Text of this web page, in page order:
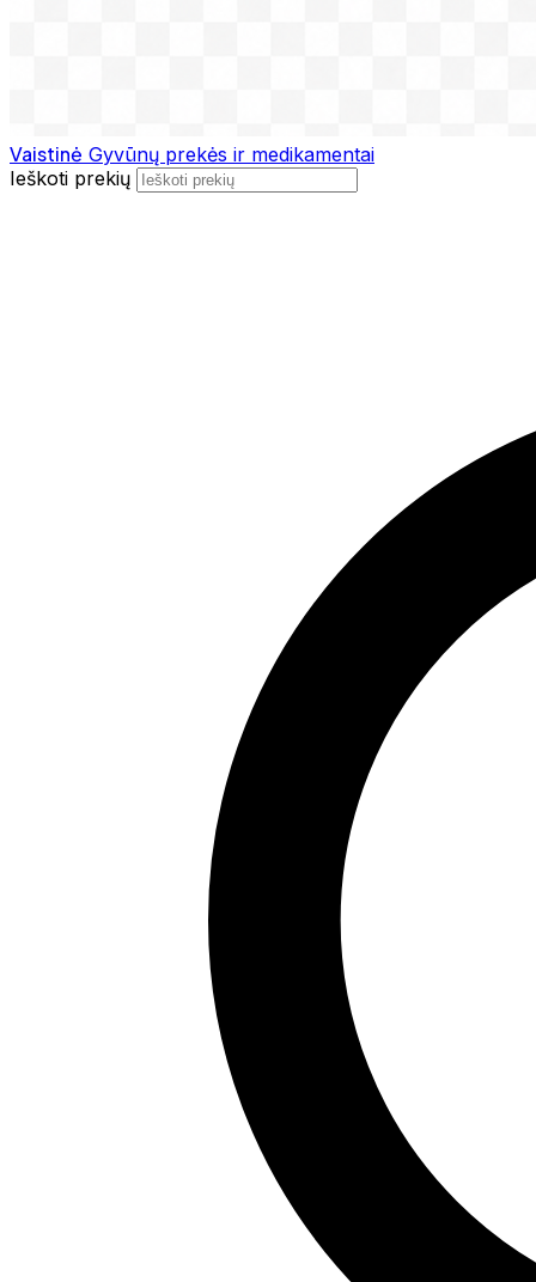
Vaistinė Gyvūnų prekės ir medikamentai
Ieškoti prekių